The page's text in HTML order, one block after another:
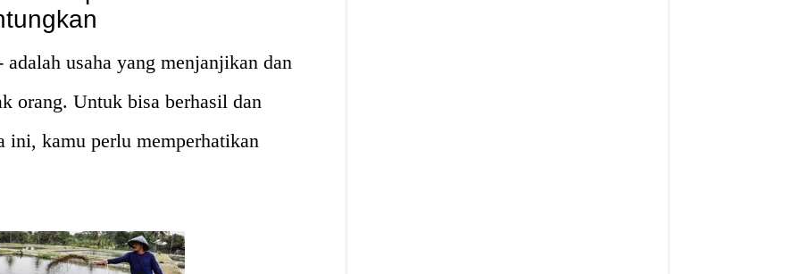
usaha yang menjanjikan dan
orang. Untuk bisa berhasil dan
ini, kamu perlu memperhatikan